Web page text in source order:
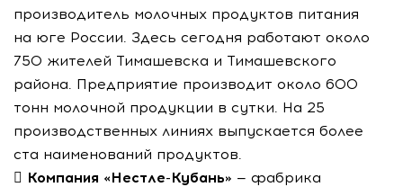
производитель молочных продуктов питания
на юге России. Здесь сегодня работают около
750 жителей Тимашевска и Тимашевского
района. Предприятие производит около 600
тонн молочной продукции в сутки. На 25
производственных линиях выпускается более
ста наименований продуктов.
 Компания «Нестле-Кубань» — фабрика